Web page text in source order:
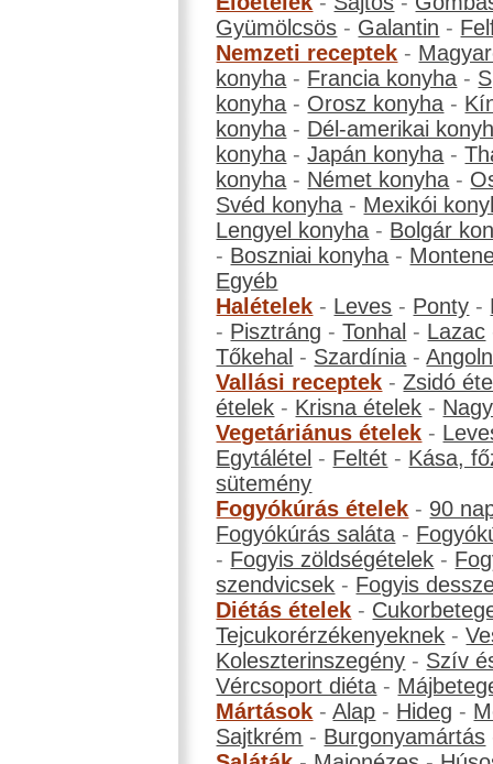
Gyümölcsös - Galantin -
Nemzeti receptek -
konyha - Francia konyha -
konyha - Orosz konyha -
konyha - Dél-amerikai
konyha -Japán konyha -
konyha - Német konyha -
Svéd konyha - Mexikói
Lengyel konyha - Bolgár
- Boszniai konyha -
Egyéb
Halételek - Leves - Ponty -
- Pisztráng -Tonhal - Lazac
Tőkehal - Szardínia -
Vallási receptek -Zsidó
ételek - Krisna ételek -
Vegetáriánus ételek -
Egytálétel - Feltét - Kása,
sütemény
Fogyókúrás ételek - 90
Fogyókúrás saláta -
- Fogyis zöldségételek -
szendvicsek - Fogyis
Diétás ételek -
Tejcukorérzékenyeknek -
Koleszterinszegény - Szív
Vércsoport diéta -
Mártások -Alap - Hideg -
Sajtkrém - Burgonyamártás